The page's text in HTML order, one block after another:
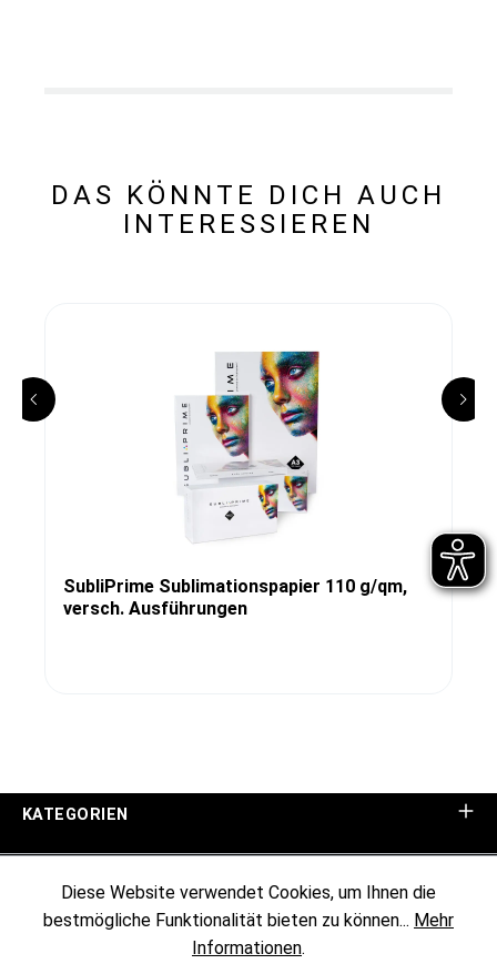
DAS KÖNNTE DICH AUCH
INTERESSIEREN
SubliPrime Sublimationspapier 110 g/qm,
versch. Ausführungen
KATEGORIEN
KUNDENINFORMATIONEN
Diese Website verwendet Cookies, um Ihnen die
bestmögliche Funktionalität bieten zu können... Mehr
Informationen.